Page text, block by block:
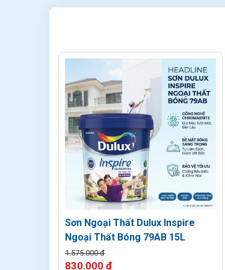
Sơn Ngoại Thất Dulux Inspire
Ngoại Thất Bóng 79AB 15L
1.575.000 đ
830.000 đ